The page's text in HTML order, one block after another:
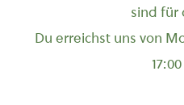
sind für
Du erreichst uns von